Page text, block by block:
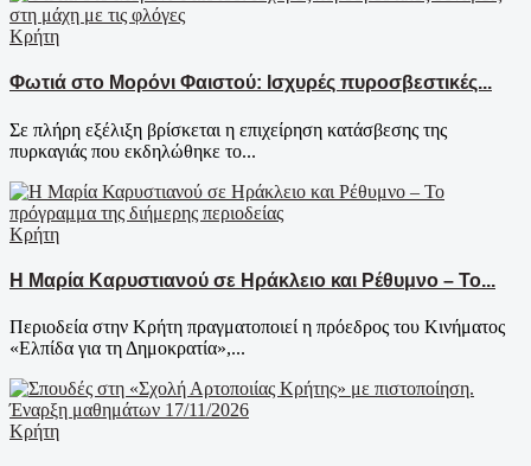
Κρήτη
Φωτιά στο Μορόνι Φαιστού: Ισχυρές πυροσβεστικές...
Σε πλήρη εξέλιξη βρίσκεται η επιχείρηση κατάσβεσης της
πυρκαγιάς που εκδηλώθηκε το...
Κρήτη
Η Μαρία Καρυστιανού σε Ηράκλειο και Ρέθυμνο – Το...
Περιοδεία στην Κρήτη πραγματοποιεί η πρόεδρος του Κινήματος
«Ελπίδα για τη Δημοκρατία»,...
Κρήτη